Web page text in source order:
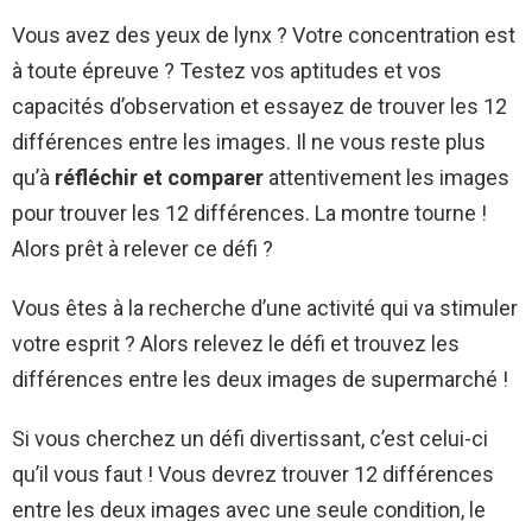
Vous avez des yeux de lynx ? Votre concentration est
à toute épreuve ? Testez vos aptitudes et vos
capacités d’observation et essayez de trouver les 12
différences entre les images. Il ne vous reste plus
qu’à réfléchir et comparer attentivement les images
pour trouver les 12 différences. La montre tourne !
Alors prêt à relever ce défi ?
Vous êtes à la recherche d’une activité qui va stimuler
votre esprit ? Alors relevez le défi et trouvez les
différences entre les deux images de supermarché !
Si vous cherchez un défi divertissant, c’est celui-ci
qu’il vous faut ! Vous devrez trouver 12 différences
entre les deux images avec une seule condition, le